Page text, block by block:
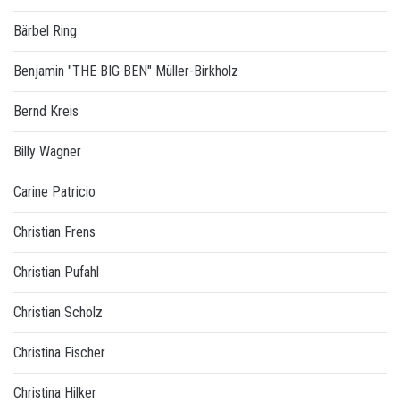
Bärbel Ring
Benjamin "THE BIG BEN" Müller-Birkholz
Bernd Kreis
Billy Wagner
Carine Patricio
Christian Frens
Christian Pufahl
Christian Scholz
Christina Fischer
Christina Hilker